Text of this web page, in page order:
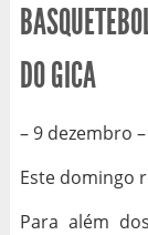
DO GICA
– 9 dezembro –
Este domingo
Para além